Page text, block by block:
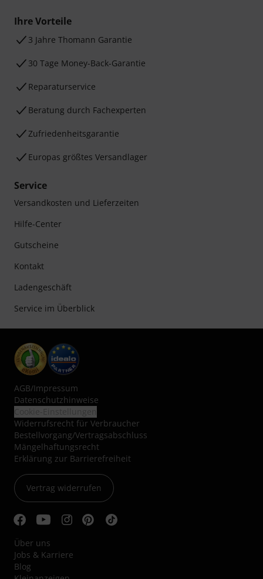
Ihre Vorteile
3 Jahre Thomann Garantie
30 Tage Money-Back-Garantie
Reparaturservice
Beratung durch Fachexperten
Zufriedenheitsgarantie
Europas größtes Versandlager
Service
Versandkosten und Lieferzeiten
Hilfe-Center
Gutscheine
Kontakt
Ladengeschäft
Service im Überblick
AGB/Impressum
Datenschutzhinweise
Widerrufsrecht für Verbraucher
Bestellvorgang/Vertragsabschluss
Mängelhaftungsrecht
Erklärung zur Barrierefreiheit
Vertrag widerrufen
Über uns
Jobs & Karriere
Blog